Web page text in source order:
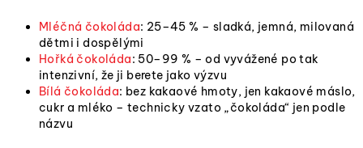
Mléčná čokoláda: 25–45 % – sladká, jemná, milovaná
dětmi i dospělými
Hořká čokoláda: 50–99 % – od vyvážené po tak
intenzivní, že ji berete jako výzvu
Bílá čokoláda: bez kakaové hmoty, jen kakaové máslo,
cukr a mléko – technicky vzato „čokoláda“ jen podle
názvu